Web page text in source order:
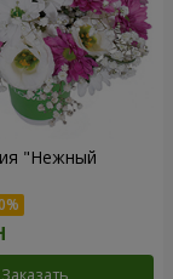
"Нежный
Заказать